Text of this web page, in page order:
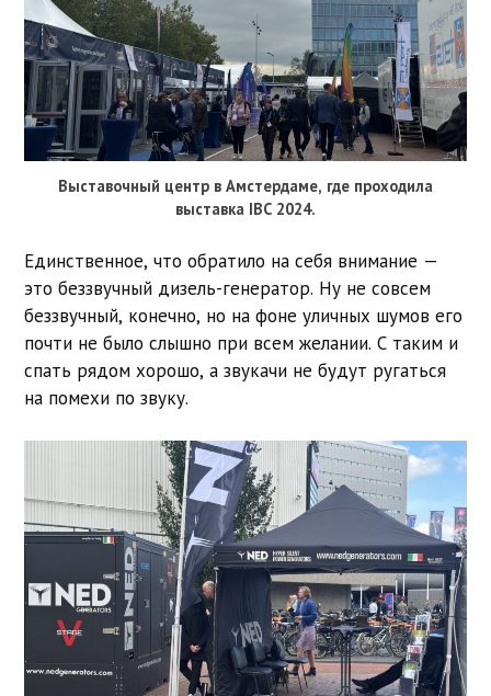
Выставочный центр в Амстердаме, где проходила
выставка IBC 2024.
Единственное, что обратило на себя внимание —
это беззвучный дизель-генератор. Ну не совсем
беззвучный, конечно, но на фоне уличных шумов его
почти не было слышно при всем желании. С таким и
спать рядом хорошо, а звукачи не будут ругаться
на помехи по звуку.